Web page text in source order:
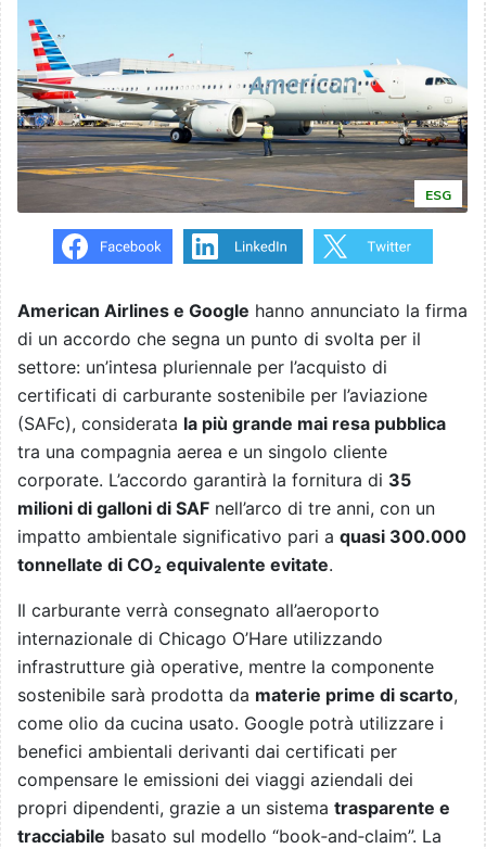
ESG
American Airlines e Google hanno annunciato la firma
di un accordo che segna un punto di svolta per il
settore: un’intesa pluriennale per l’acquisto di
certificati di carburante sostenibile per l’aviazione
(SAFc), considerata la più grande mai resa pubblica
tra una compagnia aerea e un singolo cliente
corporate. L’accordo garantirà la fornitura di 35
milioni di galloni di SAF nell’arco di tre anni, con un
impatto ambientale significativo pari a quasi 300.000
tonnellate di CO₂ equivalente evitate.
Il carburante verrà consegnato all’aeroporto
internazionale di Chicago O’Hare utilizzando
infrastrutture già operative, mentre la componente
sostenibile sarà prodotta da materie prime di scarto,
come olio da cucina usato. Google potrà utilizzare i
benefici ambientali derivanti dai certificati per
compensare le emissioni dei viaggi aziendali dei
propri dipendenti, grazie a un sistema trasparente e
tracciabile basato sul modello “book‑and‑claim”. La